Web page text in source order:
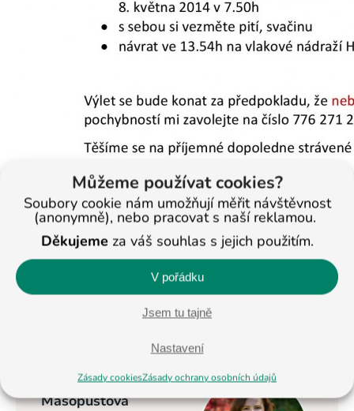
Můžeme používat cookies?
Soubory cookie nám umožňují měřit návštěvnost
(anonymně), nebo pracovat s naší reklamou.
Děkujemeza váš souhlas s jejich použitím.
V pořádku
Jsem tu tajně
Nastavení
Zásady cookiesZásady ochrany osobních údajů
< Na všechny články
Veronika
Masopustová